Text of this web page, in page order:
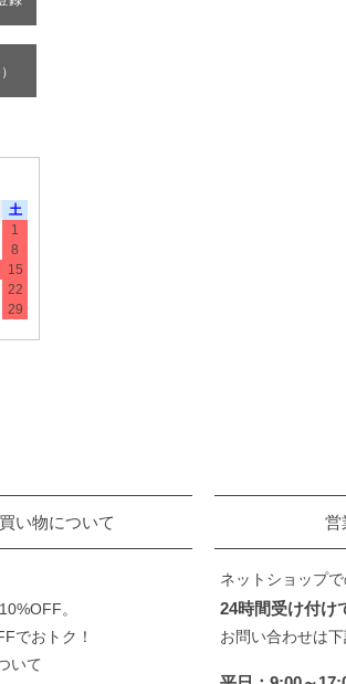
土
1
8
15
22
29
い物について
。
でおトク！
いて
営
ネットショップで
24時間受け付け
お問い合わせは